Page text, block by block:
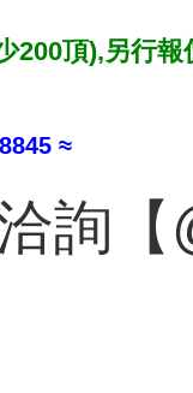
200頂)‚另行報
≈
詢